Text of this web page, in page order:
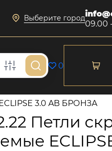
Выберите город
09.00
0
3.0 AB БРОНЗА
Петли